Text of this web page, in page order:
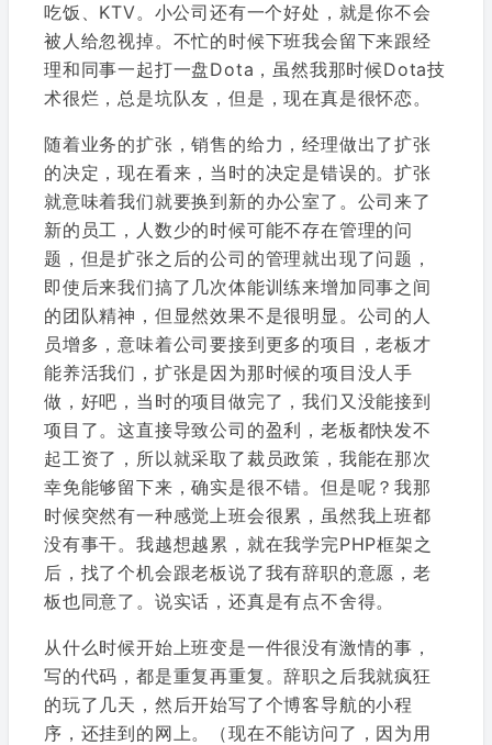
吃饭、KTV。小公司还有一个好处，就是你不会
被人给忽视掉。不忙的时候下班我会留下来跟经
理和同事一起打一盘Dota，虽然我那时候Dota技
术很烂，总是坑队友，但是，现在真是很怀恋。
随着业务的扩张，销售的给力，经理做出了扩张
的决定，现在看来，当时的决定是错误的。扩张
就意味着我们就要换到新的办公室了。公司来了
新的员工，人数少的时候可能不存在管理的问
题，但是扩张之后的公司的管理就出现了问题，
即使后来我们搞了几次体能训练来增加同事之间
的团队精神，但显然效果不是很明显。公司的人
员增多，意味着公司要接到更多的项目，老板才
能养活我们，扩张是因为那时候的项目没人手
做，好吧，当时的项目做完了，我们又没能接到
项目了。这直接导致公司的盈利，老板都快发不
起工资了，所以就采取了裁员政策，我能在那次
幸免能够留下来，确实是很不错。但是呢？我那
时候突然有一种感觉上班会很累，虽然我上班都
没有事干。我越想越累，就在我学完PHP框架之
后，找了个机会跟老板说了我有辞职的意愿，老
板也同意了。说实话，还真是有点不舍得。
从什么时候开始上班变是一件很没有激情的事，
写的代码，都是重复再重复。辞职之后我就疯狂
的玩了几天，然后开始写了个博客导航的小程
序，还挂到的网上。（现在不能访问了，因为用